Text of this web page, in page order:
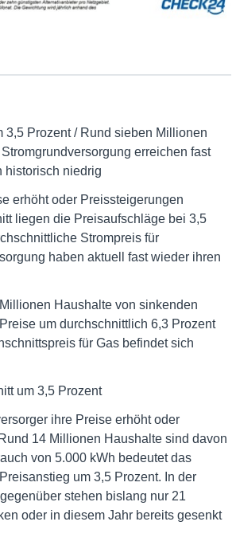
3,5 Prozent / Rund sieben Millionen
erreichen fast
historisch niedrig
erhöht oder Preissteigerungen
liegen die Preisaufschläge bei 3,5
Strompreis für
haben aktuell fast wieder ihren
Haushalte von sinkenden
um durchschnittlich 6,3 Prozent
für Gas befindet sich
um 3,5 Prozent
ihre Preise erhöht oder
14 Millionen Haushalte sind davon
von 5.000 kWh bedeutet das
um 3,5 Prozent. In der
stehen bislang nur 21
oder in diesem Jahr bereits gesenkt